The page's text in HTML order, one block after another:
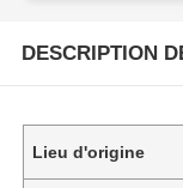
DESCRIPTION
Lieu d'origine